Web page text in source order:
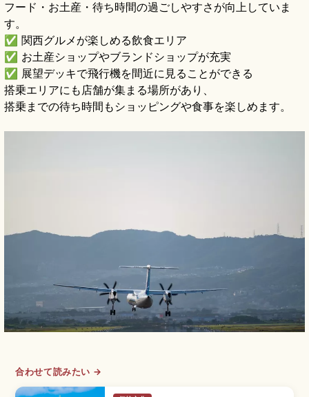
フード・お土産・待ち時間の過ごしやすさが向上していま
す。
✅ 関西グルメが楽しめる飲食エリア
✅ お土産ショップやブランドショップが充実
✅ 展望デッキで飛行機を間近に見ることができる
搭乗エリアにも店舗が集まる場所があり、
搭乗までの待ち時間もショッピングや食事を楽しめます。
合わせて読みたい →